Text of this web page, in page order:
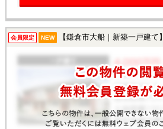
会員限定 NEW 【鎌倉市大船｜新築一戸建て】